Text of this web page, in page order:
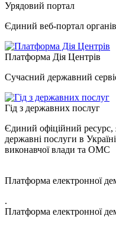
Урядовий портал
Єдиний веб-портал
Платформа Дія Центрів
Сучасний державний
Гід з державних послуг
Єдиний офіційний ресурс,
державні послуги в
виконавчої влади та ОМС
Платформа електронної
.
Платформа електронної